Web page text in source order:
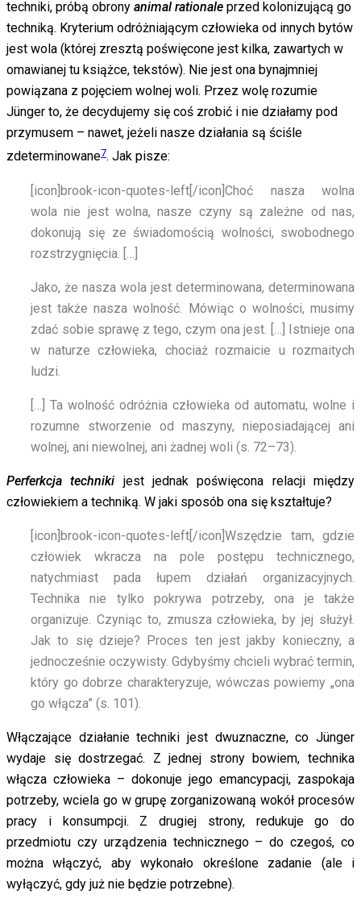
techniki, próbą obrony animal rationale przed kolonizującą go
techniką. Kryterium odróżniającym człowieka od innych bytów
jest wola (której zresztą poświęcone jest kilka, zawartych w
omawianej tu książce, tekstów). Nie jest ona bynajmniej
powiązana z pojęciem wolnej woli. Przez wolę rozumie
Jünger to, że decydujemy się coś zrobić i nie działamy pod
przymusem – nawet, jeżeli nasze działania są ściśle
zdeterminowane7. Jak pisze:
[icon]brook-icon-quotes-left[/icon] Choć nasza wolna
wola nie jest wolna, nasze czyny są zależne od nas,
dokonują się ze świadomością wolności, swobodnego
rozstrzygnięcia. […]
Jako, że nasza wola jest determinowana, determinowana
jest także nasza wolność. Mówiąc o wolności, musimy
zdać sobie sprawę z tego, czym ona jest. […] Istnieje ona
w naturze człowieka, chociaż rozmaicie u rozmaitych
ludzi.
[…] Ta wolność odróżnia człowieka od automatu, wolne i
rozumne stworzenie od maszyny, nieposiadającej ani
wolnej, ani niewolnej, ani żadnej woli (s. 72–73).
Perferkcja techniki jest jednak poświęcona relacji między
człowiekiem a techniką. W jaki sposób ona się kształtuje?
[icon]brook-icon-quotes-left[/icon] Wszędzie tam, gdzie
człowiek wkracza na pole postępu technicznego,
natychmiast pada łupem działań organizacyjnych.
Technika nie tylko pokrywa potrzeby, ona je także
organizuje. Czyniąc to, zmusza człowieka, by jej służył.
Jak to się dzieje? Proces ten jest jakby konieczny, a
jednocześnie oczywisty. Gdybyśmy chcieli wybrać termin,
który go dobrze charakteryzuje, wówczas powiemy „ona
go włącza” (s. 101).
Włączające działanie techniki jest dwuznaczne, co Jünger
wydaje się dostrzegać. Z jednej strony bowiem, technika
włącza człowieka – dokonuje jego emancypacji, zaspokaja
potrzeby, wciela go w grupę zorganizowaną wokół procesów
pracy i konsumpcji. Z drugiej strony, redukuje go do
przedmiotu czy urządzenia technicznego – do czegoś, co
można włączyć, aby wykonało określone zadanie (ale i
wyłączyć, gdy już nie będzie potrzebne).